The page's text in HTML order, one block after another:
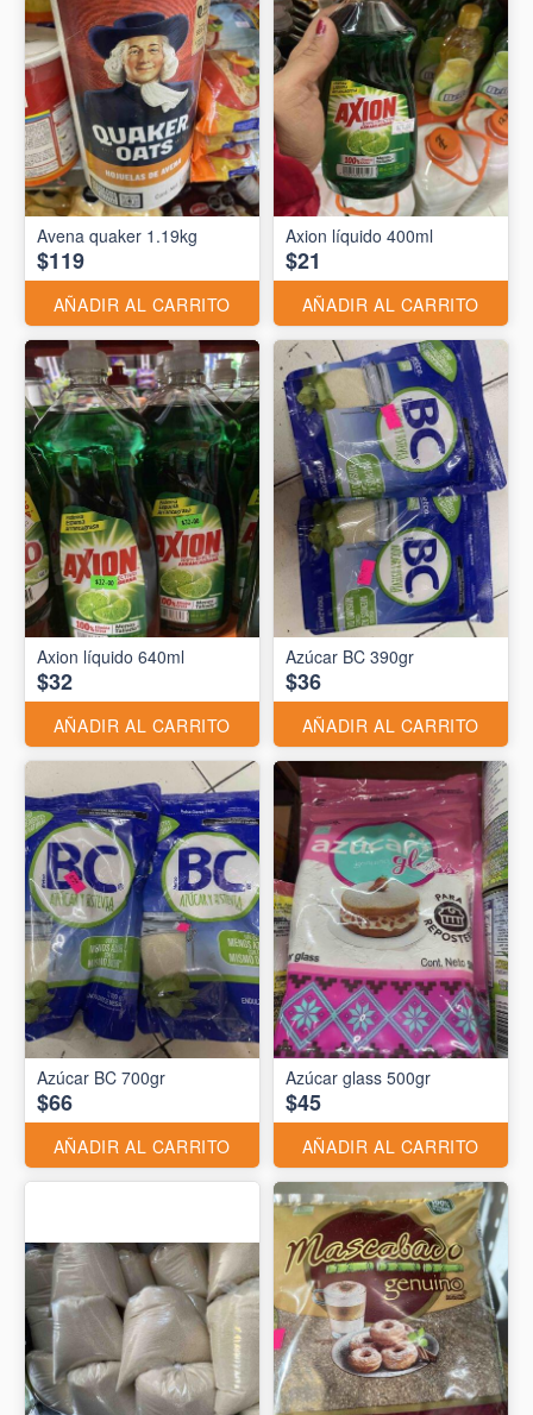
Avena quaker 1.19kg
$119
AÑADIR AL CARRITO
Axion líquido 400ml
$21
AÑADIR AL CARRITO
Axion líquido 640ml
$32
AÑADIR AL CARRITO
Azúcar BC 390gr
$36
AÑADIR AL CARRITO
Azúcar BC 700gr
$66
AÑADIR AL CARRITO
Azúcar glass 500gr
$45
AÑADIR AL CARRITO